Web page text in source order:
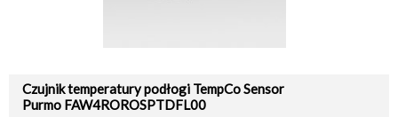
Czujnik temperatury podłogi TempCo Sensor
Purmo FAW4ROROSPTDFL00